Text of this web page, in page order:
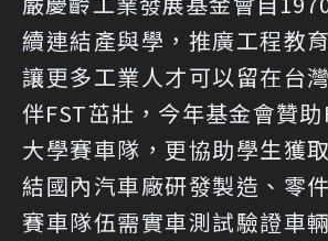
續連結產與學，推廣工程教
讓更多工業人才可以留在台
伴FST茁壯，今年基金會贊
大學賽車隊，更協助學生獲
結國內汽車廠研發製造、零
賽車隊伍需實車測試驗證車